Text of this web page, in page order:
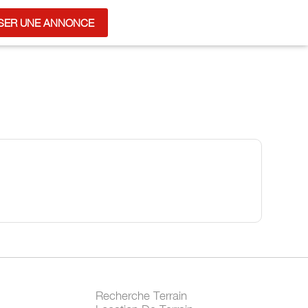
UNE ANNONCE
Recherche Terrain